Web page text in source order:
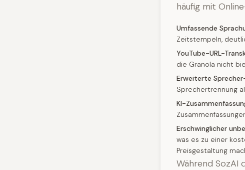
häufig mit
Umfassende
Zeitstempeln,
YouTube-URL-
die Granola nicht
Erweiterte
Sprechertrennung
KI-
Erschwinglicher
was es zu einer
Preisgestaltung
Während